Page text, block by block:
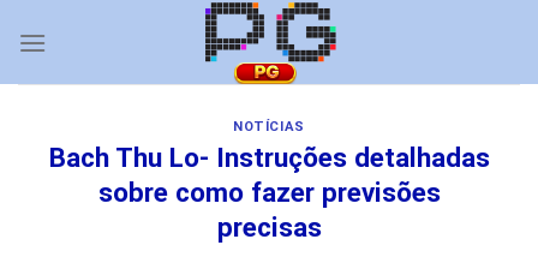
NOTÍCIAS
Bach Thu Lo- Instruções detalhadas
sobre como fazer previsões
precisas